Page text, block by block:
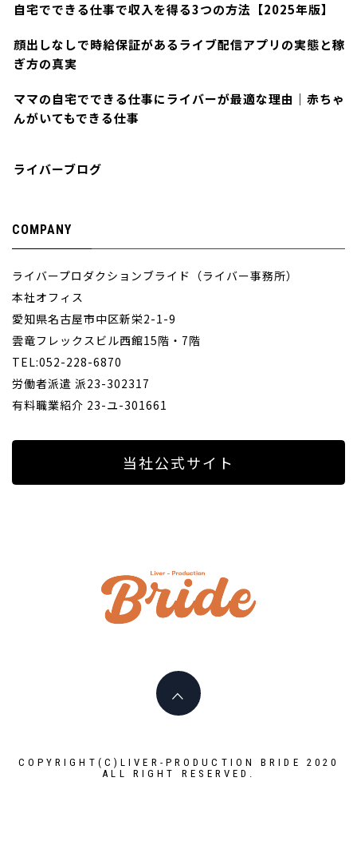
自宅でできる仕事で収入を得る3つの方法【2025年版】
顔出しなしで時給保証があるライブ配信アプリの実態と稼
ぎ方の真実
ママの自宅でできる仕事にライバーが最適な理由｜赤ちゃ
んがいてもできる仕事
ライバーブログ
COMPANY
ライバープロダクションブライド（ライバー事務所）
本社オフィス
愛知県名古屋市中区新栄2-1-9
雲竜フレックスビル西館15階・7階
TEL:052-228-6870
労働者派遣 派23-302317
有料職業紹介 23-ユ-301661
当社公式サイト
COPYRIGHT(C)LIVER-PRODUCTION BRIDE 2020
ALL RIGHT RESERVED.